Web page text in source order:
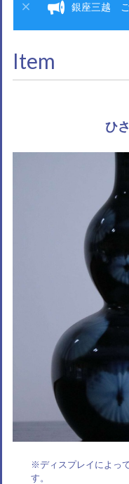
銀座三越 ご
Item
ひ
※ディスプレイによっ
す。